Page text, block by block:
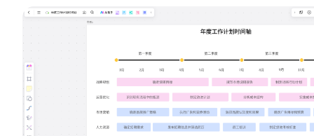
AI生成鱼骨图
AI生成甘特图
AI生成PEST分析
AI生成5Why分析
AI生成平衡计分卡
AI生成时间管理四象限
AI生成胜任力模型